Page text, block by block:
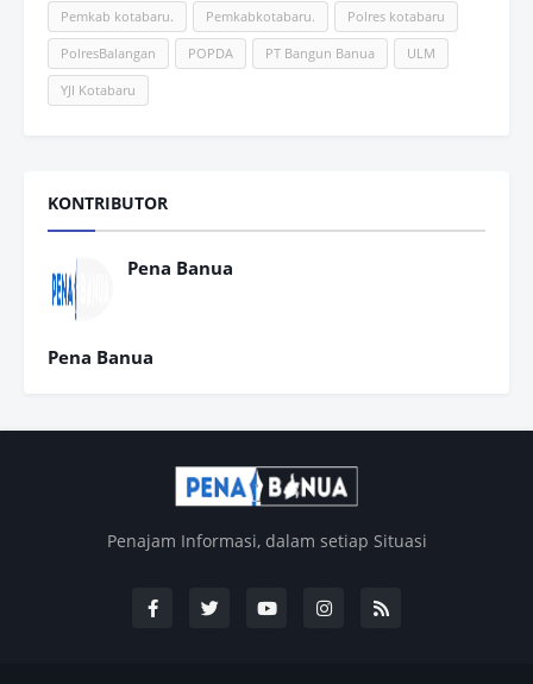
Pemkab kotabaru. Pemkabkotabaru. Polres kotabaru
PolresBalangan POPDA PT Bangun Banua ULM
YJI Kotabaru
KONTRIBUTOR
Pena Banua
Pena Banua
Penajam Informasi, dalam setiap Situasi